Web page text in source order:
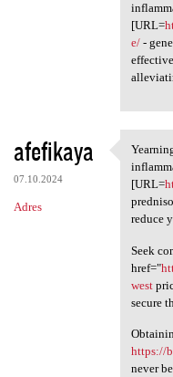
[URL=
e/-
afefikaya
07.10.2024
Adres
[URL=
reduce
Seek
href="
west
secure
https://
never